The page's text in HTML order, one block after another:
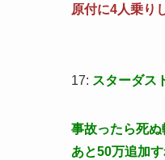
原付に4人乗り
17: スターダス
事故ったら死
あと50万追加